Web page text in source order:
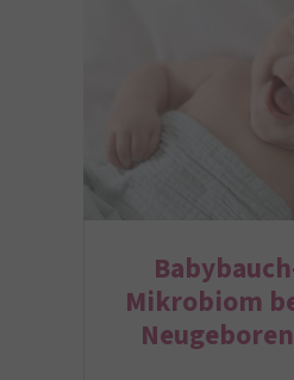
Mikrobiom